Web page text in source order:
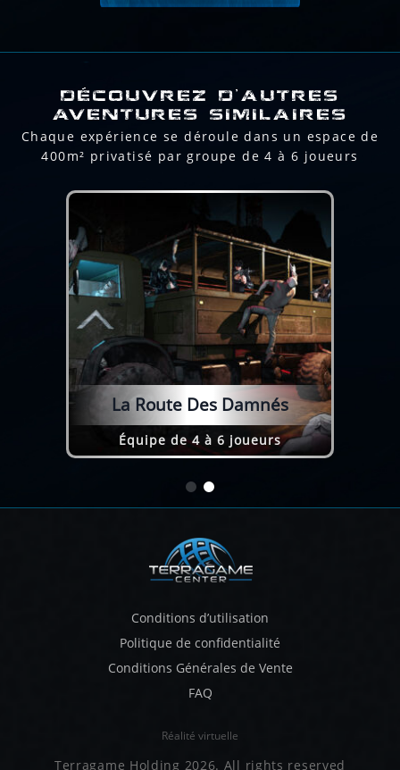
DÉCOUVREZ D'AUTRES
AVENTURES SIMILAIRES
Chaque expérience se déroule dans un espace de
400m² privatisé par groupe de 4 à 6 joueurs
La Route Des Damnés
Équipe de 4 à 6 joueurs
Conditions d’utilisation
Politique de confidentialité
Conditions Générales de Vente
FAQ
Réalité virtuelle
Terragame Holding 2026. All rights reserved